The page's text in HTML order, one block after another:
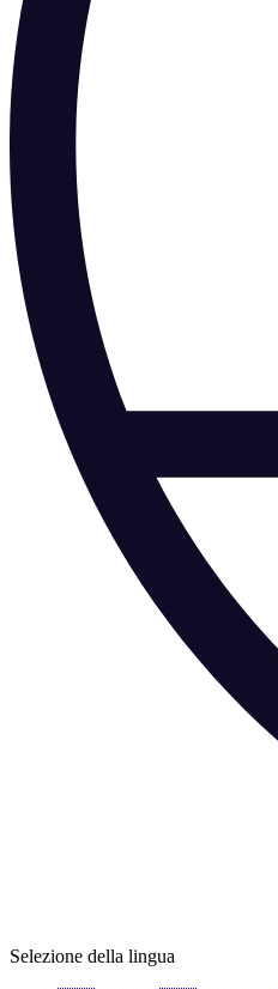
Selezione della lingua